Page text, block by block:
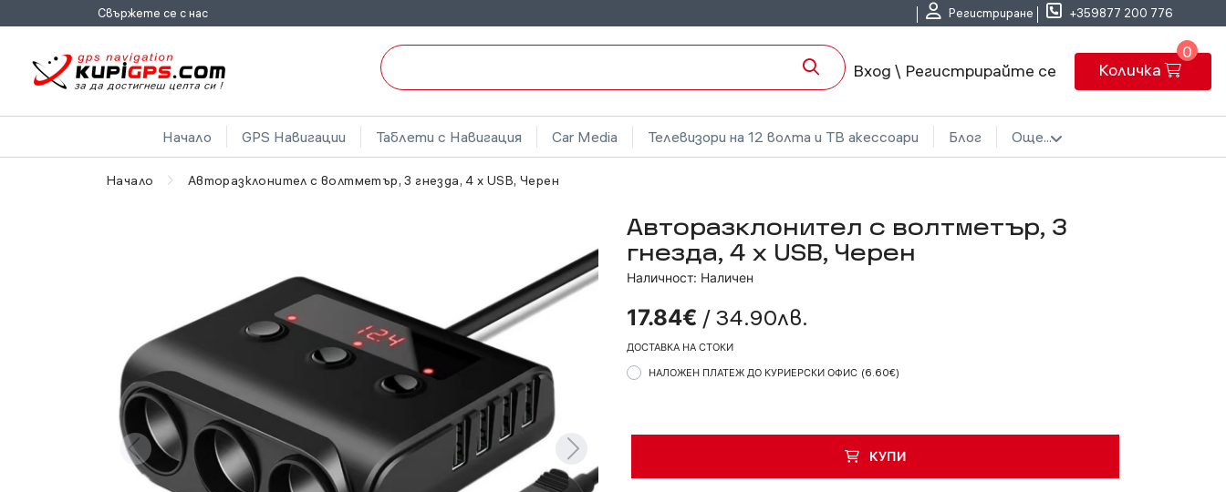
Регистриране +359877 200 776
Свържете се с нас
Вход \ Регистрирайте се Количка
0
Начало GPS Навигации Таблети с Навигация Car Media Телевизори на 12 волта и ТВ акессоари Блог Още...
Начало Авторазклонител с волтметър, 3 гнезда, 4 x USB, Черен
Авторазклонител с волтметър, 3
гнезда, 4 x USB, Черен
Наличност: Наличен
17.84€ / 34.90лв.
ДОСТАВКА НА СТОКИ
НАЛОЖЕН ПЛАТЕЖ ДО КУРИЕРСКИ ОФИС (6.60€)
КУПИ